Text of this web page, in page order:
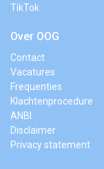
TikTok
Over OOG
Contact
Vacatures
Frequenties
Klachtenprocedure
ANBI
Disclaimer
Privacy statement